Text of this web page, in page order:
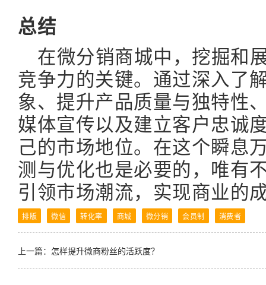
总结
在微分销商城中，挖掘和
竞争力的关键。通过深入了
象、提升产品质量与独特性
媒体宣传以及建立客户忠诚
己的市场地位。在这个瞬息
测与优化也是必要的，唯有
引领市场潮流，实现商业的
排版 微信 转化率 商城 微分销 会员制 消费者
上一篇： 怎样提升微商粉丝的活跃度？